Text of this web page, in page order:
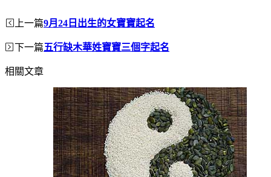
上一篇9月24日出生的女寶寶起名
下一篇五行缺木華姓寶寶三個字起名
相關文章